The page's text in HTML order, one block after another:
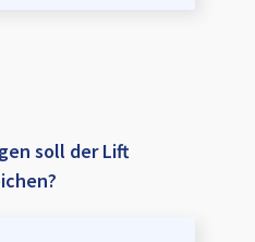
soll der Lift